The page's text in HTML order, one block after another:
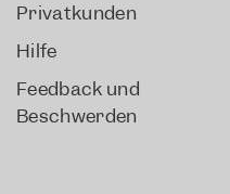
Privatkunden
Hilfe
Feedback und
Beschwerden